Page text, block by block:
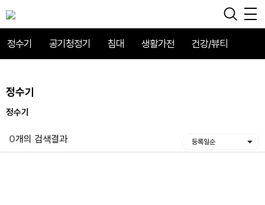
정수기 공기청정기 침대 생활가전 건강/뷰티
정수기
정수기
0개의 검색결과 등록일순